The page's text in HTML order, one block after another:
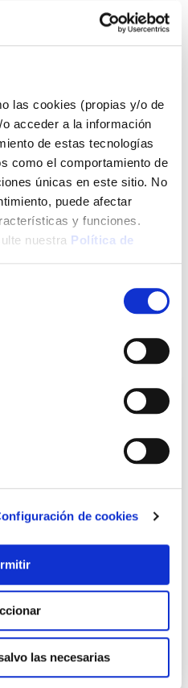
las cookies (propias y/o de
acceder a la información
de estas tecnologías
como el comportamiento de
únicas en este sitio. No
puede afectar
y funciones.
nuestra Política de
de cookies
las necesarias
9,28 €
Envío a domicilio:
5 días hábiles
+ INFO
36l 1500w jata
€
al carrito